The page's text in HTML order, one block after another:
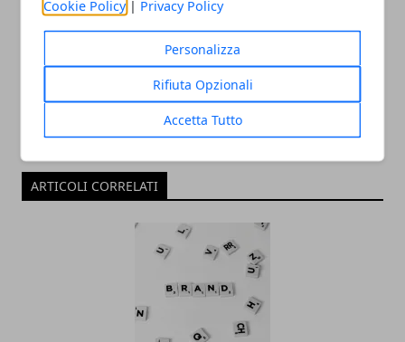
Cookie Policy | Privacy Policy
Personalizza
Rifiuta Opzionali
Accetta Tutto
Redazione
ARTICOLI CORRELATI